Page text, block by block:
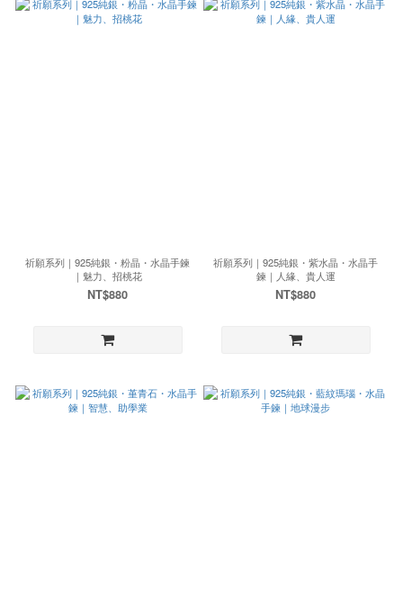
祈願系列｜925純銀・粉晶・水晶手鍊
｜魅力、招桃花
NT$880
祈願系列｜925純銀・紫水晶・水晶手
鍊｜人緣、貴人運
NT$880